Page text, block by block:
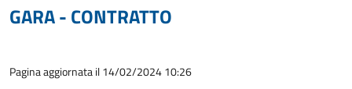
GARA - CONTRATTO
Pagina aggiornata il 14/02/2024 10:26